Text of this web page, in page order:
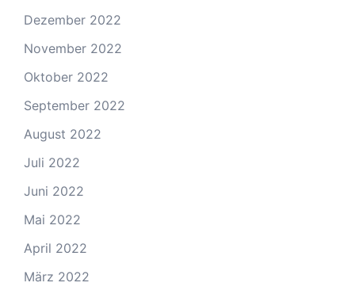
Dezember 2022
November 2022
Oktober 2022
September 2022
August 2022
Juli 2022
Juni 2022
Mai 2022
April 2022
März 2022